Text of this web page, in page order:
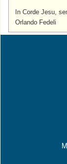
In Corde Jesu,
Orlando Fedeli